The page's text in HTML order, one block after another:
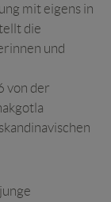
mit eigens in
die
und
von der